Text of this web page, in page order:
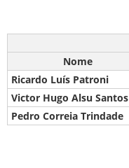
Nome
Ricardo Luís Patroni
Victor Hugo Alsu Santos
Pedro Correia Trindade